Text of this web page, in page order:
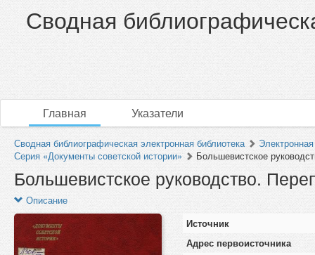
Сводная
Главная Указатели
Сводная библиографическая электронная библиотека
Серия «Документы советской истории»
Большевистское
Большевистское руководство.
Описание
Источник
Адрес первоисточника